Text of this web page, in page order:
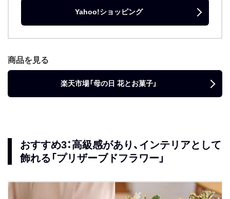
Yahoo!ショッピング
商品を見る
楽天市場「母の日 花とお菓子」
おすすめ3：高級感があり、インテリアとして
飾れる「プリザーブドフラワー」